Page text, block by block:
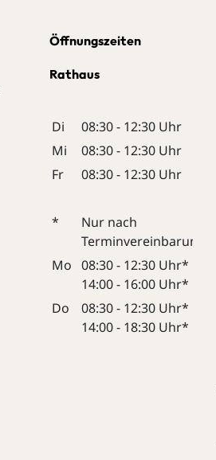
Öffnungszeiten
Rathaus
Di
08:30 - 12:30 Uhr
Mi
08:30 - 12:30 Uhr
Fr
08:30 - 12:30 Uhr
*
Nur nach
Terminvereinbarung:
Mo
08:30 - 12:30 Uhr*
14:00 - 16:00 Uhr*
Do
08:30 - 12:30 Uhr*
14:00 - 18:30 Uhr*